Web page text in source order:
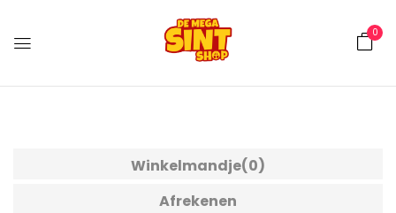
0
Winkelmandje(0)
Afrekenen